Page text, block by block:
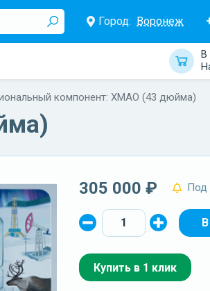
Город: Воронеж
В
компонент: ХМАО (43 дюйма)
305 000 ₽ Под
Купить в 1 клик